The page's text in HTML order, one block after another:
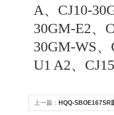
A、CJ10-
30GM-E2、
30GM-WS
U1 A2、
上一篇： HQQ-SBOE167SR